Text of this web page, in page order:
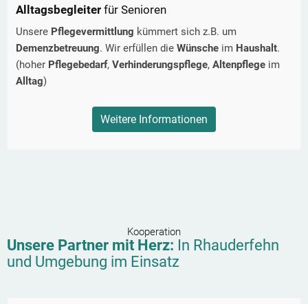
Alltagsbegleiter für Senioren
Unsere Pflegevermittlung kümmert sich z.B. um
Demenzbetreuung. Wir erfüllen die Wünsche im Haushalt.
(hoher Pflegebedarf, Verhinderungspflege, Altenpflege im
Alltag)
Weitere Informationen
Kooperation
Unsere Partner mit Herz: In Rhauderfehn
und Umgebung im Einsatz